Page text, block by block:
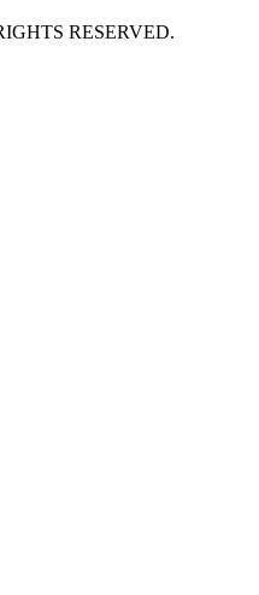
RESERVED.